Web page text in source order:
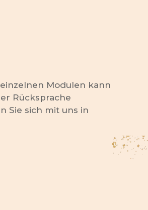
Modulen kann
Rücksprache
Sie sich mit uns in